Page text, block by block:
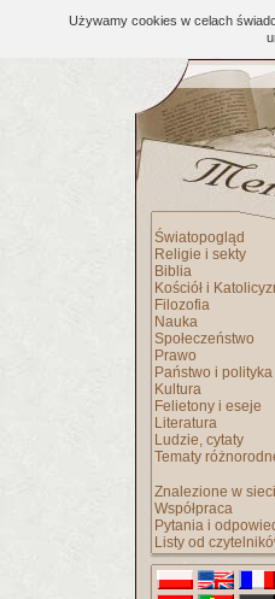
Używamy cookies w celach
Światopogląd
Religie i sekty
Biblia
Kościół i
Filozofia
Nauka
Społeczeństwo
Prawo
Państwo i polityka
Kultura
Felietony i eseje
Literatura
Ludzie, cytaty
Tematy
Znalezione w sieci
Współpraca
Pytania i
Listy od